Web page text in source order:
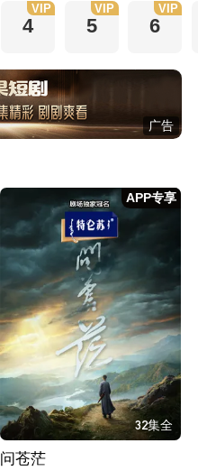
4
VIP
5
VIP
6
VIP
广告
APP专享
32集全
问苍茫